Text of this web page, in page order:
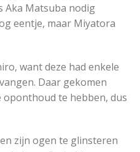
Aka Matsuba nodig
eentje, maar Miyatora
want deze had enkele
Daar gekomen
te hebben, dus
zijn ogen te glinsteren